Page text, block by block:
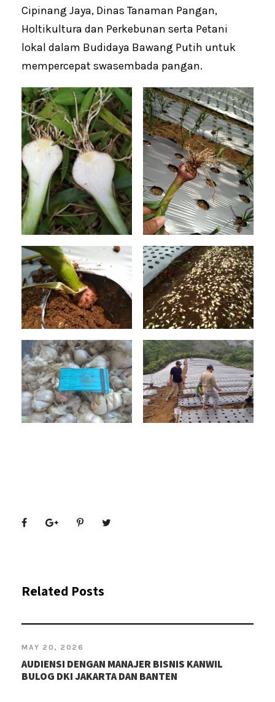
Cipinang Jaya, Dinas Tanaman Pangan,
Holtikultura dan Perkebunan serta Petani
lokal dalam Budidaya Bawang Putih untuk
mempercepat swasembada pangan.
Related Posts
MAY 20, 2026
AUDIENSI DENGAN MANAJER BISNIS KANWIL
BULOG DKI JAKARTA DAN BANTEN